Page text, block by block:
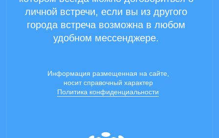
Copyright 2024 ©
Все права защищены.